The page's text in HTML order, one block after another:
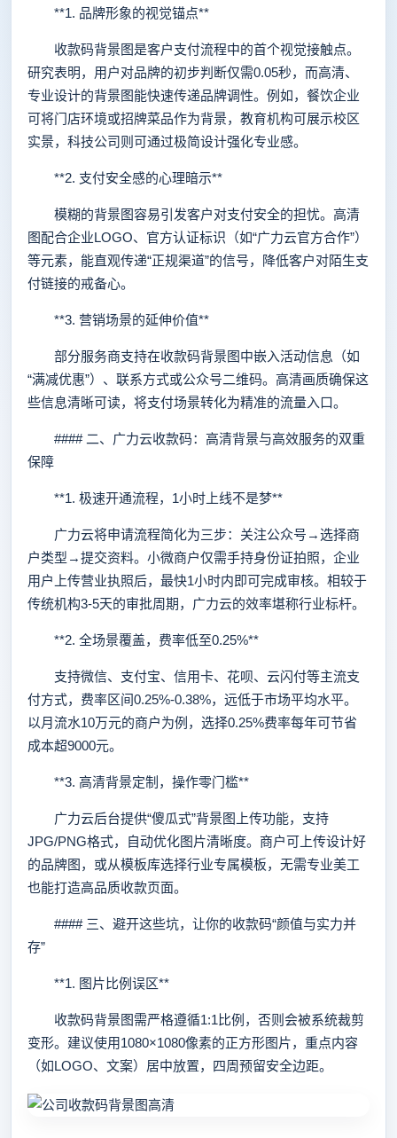
**1. 品牌形象的视觉锚点**
收款码背景图是客户支付流程中的首个视觉接触点。
研究表明，用户对品牌的初步判断仅需0.05秒，而高清、
专业设计的背景图能快速传递品牌调性。例如，餐饮企业
可将门店环境或招牌菜品作为背景，教育机构可展示校区
实景，科技公司则可通过极简设计强化专业感。
**2. 支付安全感的心理暗示**
模糊的背景图容易引发客户对支付安全的担忧。高清
图配合企业LOGO、官方认证标识（如“广力云官方合作”）
等元素，能直观传递“正规渠道”的信号，降低客户对陌生支
付链接的戒备心。
**3. 营销场景的延伸价值**
部分服务商支持在收款码背景图中嵌入活动信息（如
“满减优惠”）、联系方式或公众号二维码。高清画质确保这
些信息清晰可读，将支付场景转化为精准的流量入口。
#### 二、广力云收款码：高清背景与高效服务的双重
保障
**1. 极速开通流程，1小时上线不是梦**
广力云将申请流程简化为三步：关注公众号→选择商
户类型→提交资料。小微商户仅需手持身份证拍照，企业
用户上传营业执照后，最快1小时内即可完成审核。相较于
传统机构3-5天的审批周期，广力云的效率堪称行业标杆。
**2. 全场景覆盖，费率低至0.25%**
支持微信、支付宝、信用卡、花呗、云闪付等主流支
付方式，费率区间0.25%-0.38%，远低于市场平均水平。
以月流水10万元的商户为例，选择0.25%费率每年可节省
成本超9000元。
**3. 高清背景定制，操作零门槛**
广力云后台提供“傻瓜式”背景图上传功能，支持
JPG/PNG格式，自动优化图片清晰度。商户可上传设计好
的品牌图，或从模板库选择行业专属模板，无需专业美工
也能打造高品质收款页面。
#### 三、避开这些坑，让你的收款码“颜值与实力并
存”
**1. 图片比例误区**
收款码背景图需严格遵循1:1比例，否则会被系统裁剪
变形。建议使用1080×1080像素的正方形图片，重点内容
（如LOGO、文案）居中放置，四周预留安全边距。